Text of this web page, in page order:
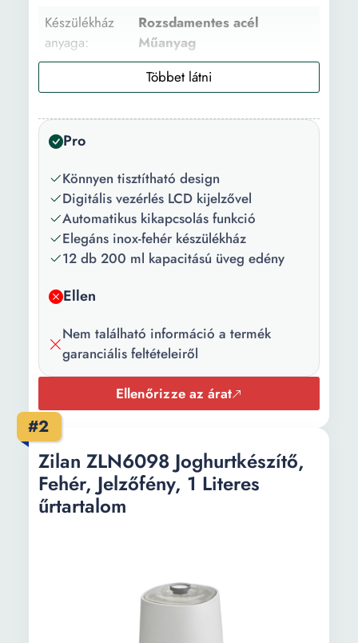
Készülékház
anyaga:
Rozsdamentes acél
Műanyag
Műanyag
Teljesítmény:
Vezérlőpanel
típusa:
Digitális
Tulajdonság:
Automatikus kikapcsolás
Főbb
Csúszásmentes lábak
Pro
Könnyen tisztítható design
Digitális vezérlés LCD kijelzővel
Automatikus kikapcsolás funkció
Elegáns inox-fehér készülékház
12 db 200 ml kapacitású üveg edény
Ellen
Nem található információ a termék
garanciális feltételeiről
Ellenőrizze az árat
#2
Zilan ZLN6098 Joghurtkészítő,
Fehér, Jelzőfény, 1 Literes
űrtartalom